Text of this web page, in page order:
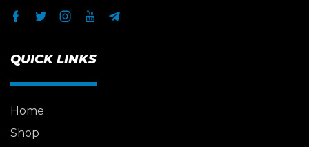
QUICK LINKS
Home
Shop